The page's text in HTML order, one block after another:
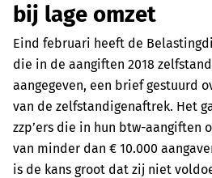
bij lage omzet
Eind februari heeft de
die in de aangiften 2018
aangegeven, een brief gestuurd
van de zelfstandigenaftrek. Het
zzp’ers die in hun btw-aangiften
van minder dan € 10.000
is de kans groot dat zij niet